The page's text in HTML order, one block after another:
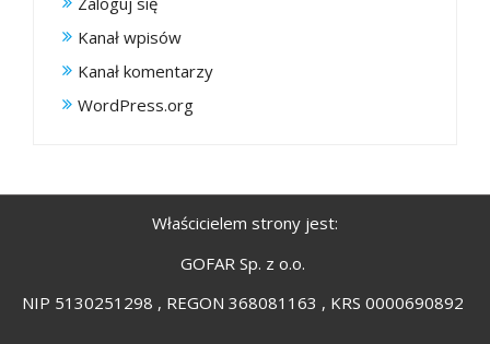
Kanał wpisów
Kanał komentarzy
WordPress.org
Właścicielem strony jest:
GOFAR Sp. z o.o.
NIP 5130251298 , REGON 368081163 , KRS 0000690892